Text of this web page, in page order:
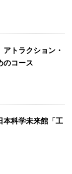
アトラクション・
のコース
本科学未来館「工